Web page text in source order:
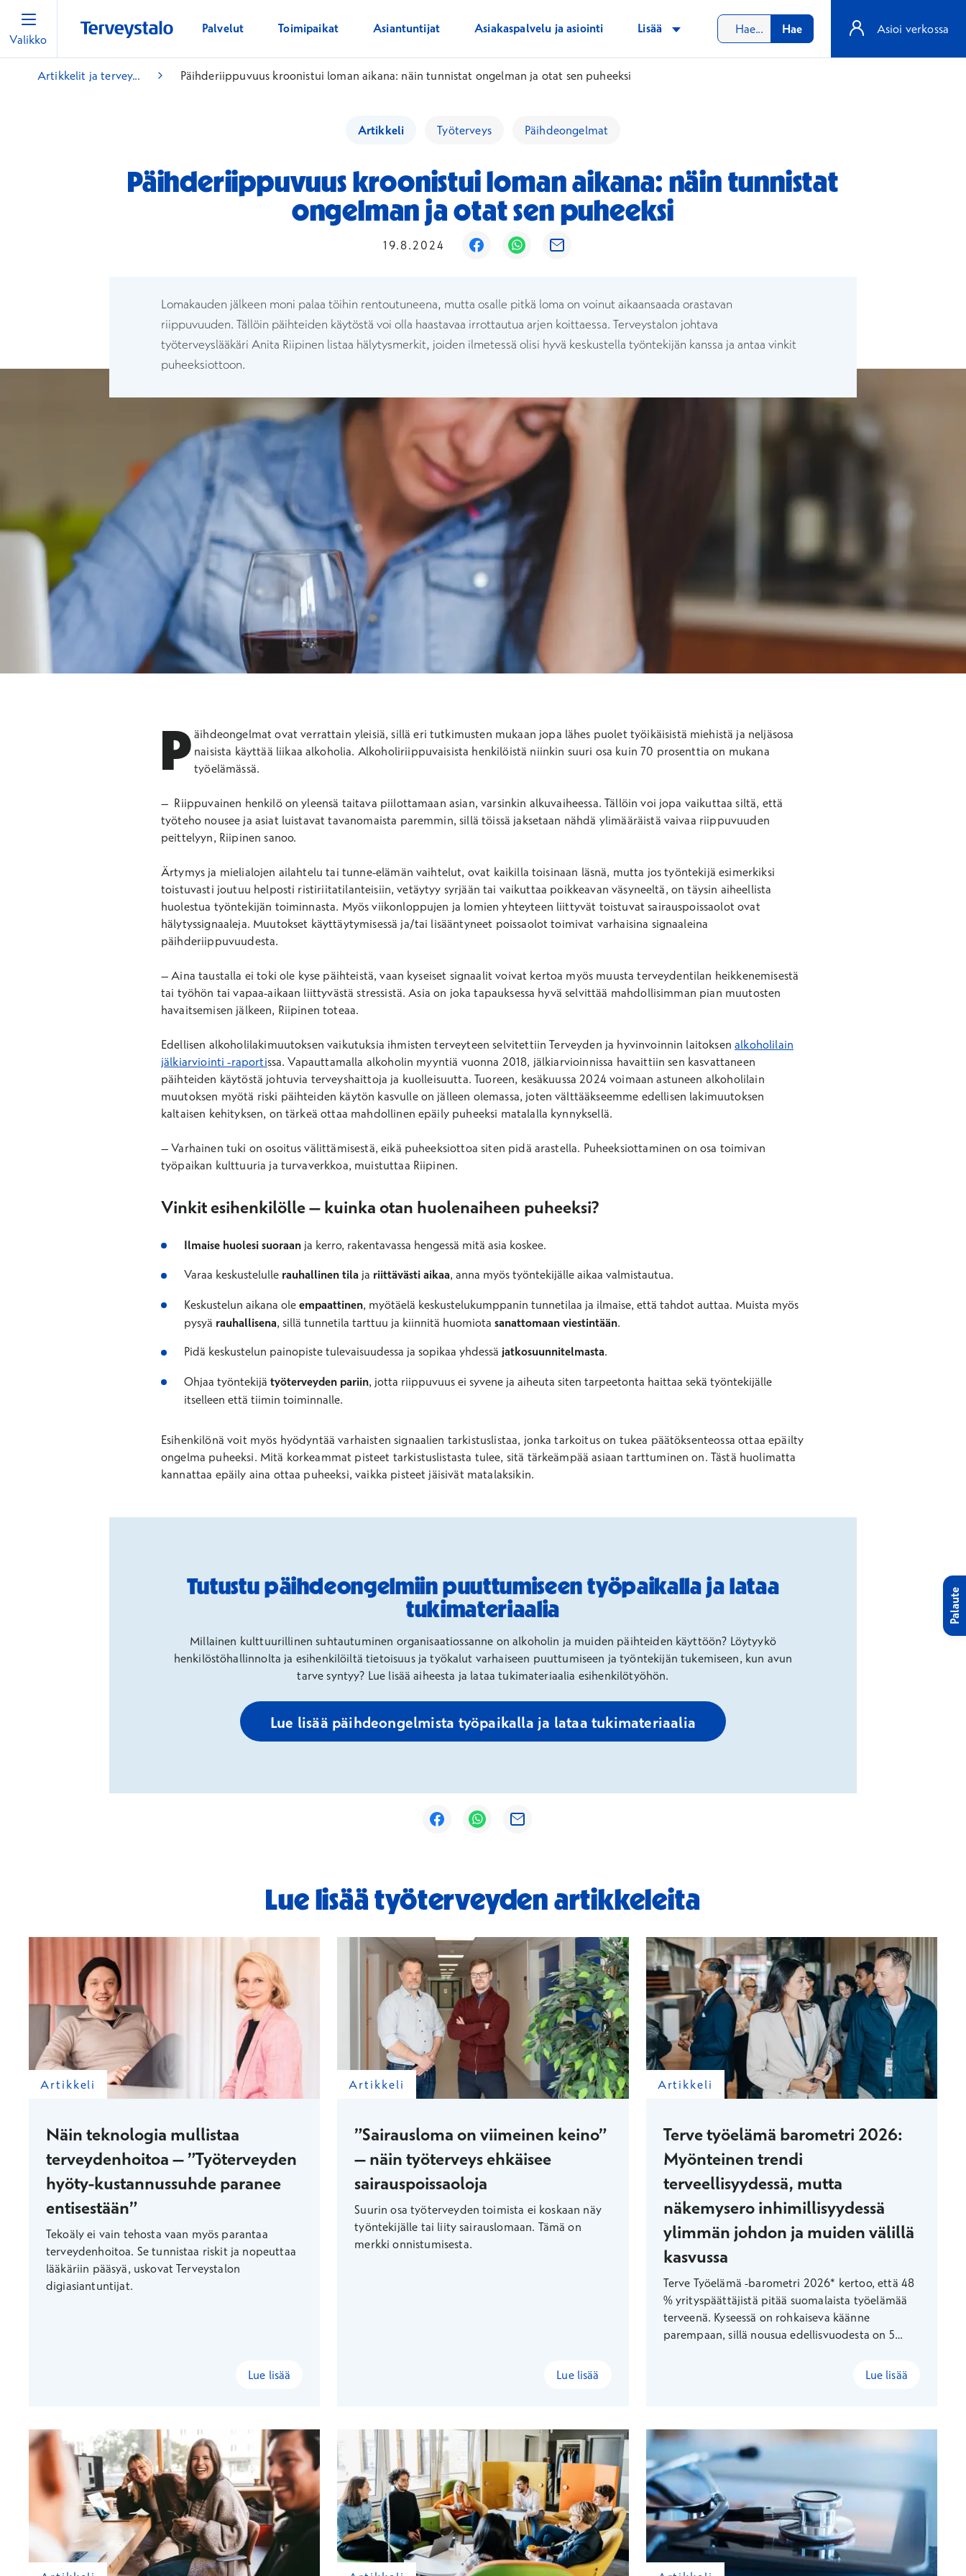
Valikko
Palvelut Toimipaikat Asiantuntijat Asiakaspalvelu ja asiointi Lisää Hae Asioi verkossa
Artikkelit ja tervey... Päihderiippuvuus kroonistui loman aikana: näin tunnistat ongelman ja otat sen puheeksi
Artikkeli Työterveys Päihdeongelmat
Päihderiippuvuus kroonistui loman aikana: näin tunnistat
ongelman ja otat sen puheeksi
19.8.2024 Avautuu uuteen ikkunaan
Avautuu uuteen ikkunaan
Avautuu uuteen ikkunaan
Lomakauden jälkeen moni palaa töihin rentoutuneena, mutta osalle pitkä loma on voinut aikaansaada orastavan
riippuvuuden. Tällöin päihteiden käytöstä voi olla haastavaa irrottautua arjen koittaessa. Terveystalon johtava
työterveyslääkäri Anita Riipinen listaa hälytysmerkit, joiden ilmetessä olisi hyvä keskustella työntekijän kanssa ja antaa vinkit
puheeksiottoon.
P äihdeongelmat ovat verrattain yleisiä, sillä eri tutkimusten mukaan jopa lähes puolet työikäisistä miehistä ja neljäsosa
naisista käyttää liikaa alkoholia. Alkoholiriippuvaisista henkilöistä niinkin suuri osa kuin 70 prosenttia on mukana
työelämässä.
– Riippuvainen henkilö on yleensä taitava piilottamaan asian, varsinkin alkuvaiheessa. Tällöin voi jopa vaikuttaa siltä, että
työteho nousee ja asiat luistavat tavanomaista paremmin, sillä töissä jaksetaan nähdä ylimääräistä vaivaa riippuvuuden
peittelyyn, Riipinen sanoo.
Ärtymys ja mielialojen ailahtelu tai tunne-elämän vaihtelut, ovat kaikilla toisinaan läsnä, mutta jos työntekijä esimerkiksi
toistuvasti joutuu helposti ristiriitatilanteisiin, vetäytyy syrjään tai vaikuttaa poikkeavan väsyneeltä, on täysin aiheellista
huolestua työntekijän toiminnasta. Myös viikonloppujen ja lomien yhteyteen liittyvät toistuvat sairauspoissaolot ovat
hälytyssignaaleja. Muutokset käyttäytymisessä ja/tai lisääntyneet poissaolot toimivat varhaisina signaaleina
päihderiippuvuudesta.
–Aina taustalla ei toki ole kyse päihteistä, vaan kyseiset signaalit voivat kertoa myös muusta terveydentilan heikkenemisestä
tai työhön tai vapaa-aikaan liittyvästä stressistä. Asia on joka tapauksessa hyvä selvittää mahdollisimman pian muutosten
havaitsemisen jälkeen, Riipinen toteaa.
Edellisen alkoholilakimuutoksen vaikutuksia ihmisten terveyteen selvitettiin Terveyden ja hyvinvoinnin laitoksenalkoholilain
jälkiarviointi -raportissa. Vapauttamalla alkoholin myyntiä vuonna 2018, jälkiarvioinnissa havaittiin sen kasvattaneen
päihteiden käytöstä johtuvia terveyshaittoja ja kuolleisuutta. Tuoreen, kesäkuussa 2024 voimaan astuneen alkoholilain
muutoksen myötä riski päihteiden käytön kasvulle on jälleen olemassa, joten välttääkseemme edellisen lakimuutoksen
kaltaisen kehityksen, on tärkeä ottaa mahdollinen epäily puheeksi matalalla kynnyksellä.
–Varhainen tuki on osoitus välittämisestä, eikä puheeksiottoa siten pidä arastella. Puheeksiottaminen on osa toimivan
työpaikan kulttuuria ja turvaverkkoa, muistuttaa Riipinen.
Vinkit esihenkilölle – kuinka otan huolenaiheen puheeksi?
Ilmaise huolesi suoraan ja kerro, rakentavassa hengessä mitä asia koskee.
Varaa keskustelulle rauhallinen tila ja riittävästi aikaa, anna myös työntekijälle aikaa valmistautua.
Keskustelun aikana ole empaattinen, myötäelä keskustelukumppanin tunnetilaa ja ilmaise, että tahdot auttaa. Muista myös
pysyä rauhallisena, sillä tunnetila tarttuu ja kiinnitä huomiota sanattomaan viestintään.
Pidä keskustelun painopiste tulevaisuudessa ja sopikaa yhdessä jatkosuunnitelmasta.
Ohjaa työntekijä työterveyden pariin, jotta riippuvuus ei syvene ja aiheuta siten tarpeetonta haittaa sekä työntekijälle
itselleen että tiimin toiminnalle.
Esihenkilönä voit myös hyödyntää varhaisten signaalien tarkistuslistaa, jonka tarkoitus on tukea päätöksenteossa ottaa epäilty
ongelma puheeksi. Mitä korkeammat pisteet tarkistuslistasta tulee, sitä tärkeämpää asiaan tarttuminen on. Tästä huolimatta
kannattaa epäily aina ottaa puheeksi, vaikka pisteet jäisivät matalaksikin.
Tutustu päihdeongelmiin puuttumiseen työpaikalla ja lataa
tukimateriaalia
Millainen kulttuurillinen suhtautuminen organisaatiossanne on alkoholin ja muiden päihteiden käyttöön? Löytyykö
henkilöstöhallinnolta ja esihenkilöiltä tietoisuus ja työkalut varhaiseen puuttumiseen ja työntekijän tukemiseen, kun avun
tarve syntyy? Lue lisää aiheesta ja lataa tukimateriaalia esihenkilötyöhön.
Lue lisää päihdeongelmista työpaikalla ja lataa tukimateriaalia
Avautuu uuteen ikkunaan
Avautuu uuteen ikkunaan
Avautuu uuteen ikkunaan
Lue lisää työterveyden artikkeleita
Artikkeli
Näin teknologia mullistaa
terveydenhoitoa – ”Työterveyden
hyöty-kustannussuhde paranee
entisestään”
Tekoäly ei vain tehosta vaan myös parantaa
terveydenhoitoa. Se tunnistaa riskit ja nopeuttaa
lääkäriin pääsyä, uskovat Terveystalon
digiasiantuntijat.
Lue lisää
Artikkeli
”Sairausloma on viimeinen keino”
– näin työterveys ehkäisee
sairauspoissaoloja
Suurin osa työterveyden toimista ei koskaan näy
työntekijälle tai liity sairauslomaan. Tämä on
merkki onnistumisesta.
Lue lisää
Artikkeli
Terve työelämä barometri 2026:
Myönteinen trendi
terveellisyydessä, mutta
näkemysero inhimillisyydessä
ylimmän johdon ja muiden välillä
kasvussa
Terve Työelämä -barometri 2026* kertoo, että 48
% yrityspäättäjistä pitää suomalaista työelämää
terveenä. Kyseessä on rohkaiseva käänne
parempaan, sillä nousua edellisvuodesta on 5
Lue lisää
Palaute